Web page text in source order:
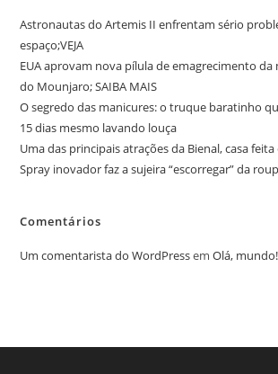
Astronautas do Artemis II enfrentam sério
espaço;VEJA
EUA aprovam nova pílula de emagrecimento
do Mounjaro; SAIBA MAIS
O segredo das manicures: o truque baratinho
15 dias mesmo lavando louça
Uma das principais atrações da Bienal, casa feita
Spray inovador faz a sujeira “escorregar” da
Comentários
Um comentarista do WordPressemOlá, mundo!